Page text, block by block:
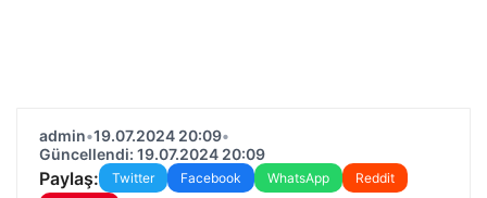
admin•19.07.2024 20:09•
Güncellendi: 19.07.2024 20:09
Paylaş: Twitter Facebook WhatsApp
Reddit